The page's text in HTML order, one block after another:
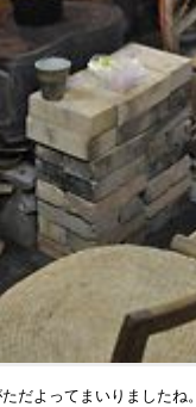
だよってまいりましたね。